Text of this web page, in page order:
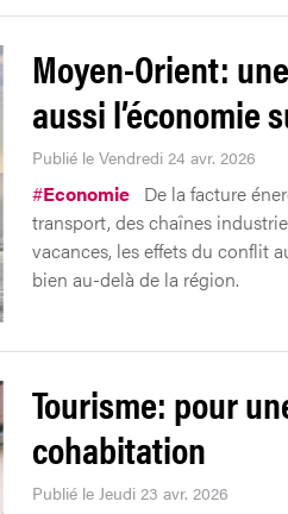
Moyen-Orient:
aussi l’économie
Publié le Vendredi 24 avr. 2026
#Economie De la facture
transport, des chaînes
vacances, les effets du conflit
bien au-delà de la région.
Tourisme: pour
cohabitation
Publié le Jeudi 23 avr. 2026